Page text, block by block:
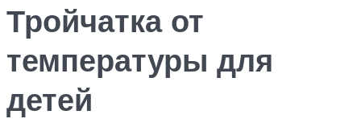
Тройчатка от
температуры для
детей